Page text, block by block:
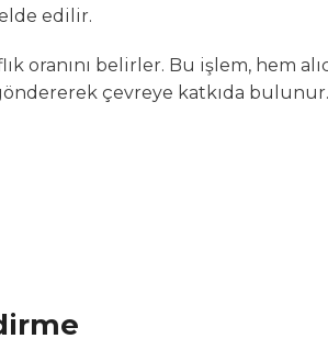
edilir.
oranını belirler. Bu işlem, hem
çevreye katkıda bulunur.